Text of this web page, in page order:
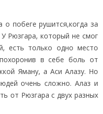
побеге рушится,когда за
Рюзгара, который не смог
есть только одно место
в себе боль от
Яману, а Аси Алазу. Но
очень сложно. Алаз и
от Рюзгара с двух разных